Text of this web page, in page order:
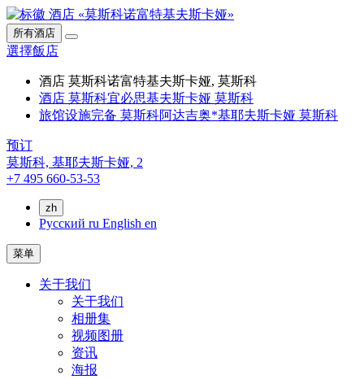
所有酒店
選擇飯店
酒店 莫斯科诺富特基夫斯卡娅, 莫斯科
酒店 莫斯科宜必思基夫斯卡娅 莫斯科
旅馆设施完备 莫斯科阿达吉奥*基耶夫斯卡娅 莫斯科
预订
莫斯科, 基耶夫斯卡娅, 2
+7 495 660-53-53
zh
Русский ru English en
菜单
关于我们
关于我们
相册集
视频图册
资讯
海报